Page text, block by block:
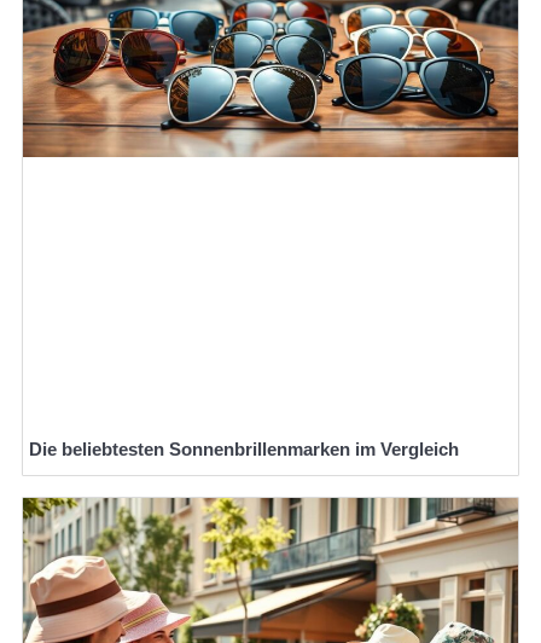
Die beliebtesten Sonnenbrillenmarken im Vergleich